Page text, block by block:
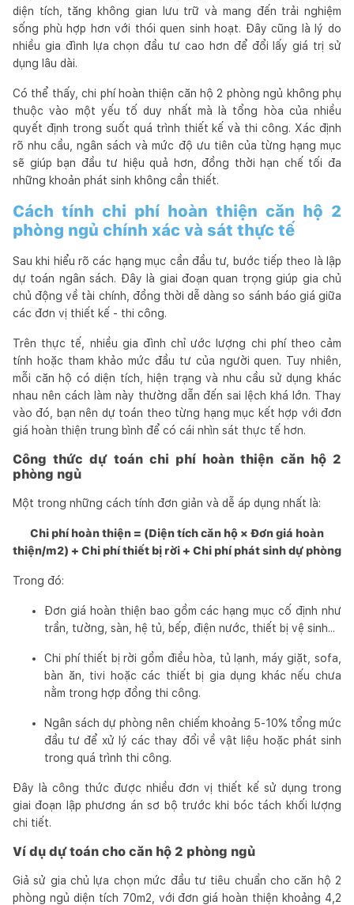
diện tích, tăng không gian lưu trữ và mang đến trải nghiệm
sống phù hợp hơn với thói quen sinh hoạt. Đây cũng là lý do
nhiều gia đình lựa chọn đầu tư cao hơn để đổi lấy giá trị sử
dụng lâu dài.
Có thể thấy, chi phí hoàn thiện căn hộ 2 phòng ngủ không phụ
thuộc vào một yếu tố duy nhất mà là tổng hòa của nhiều
quyết định trong suốt quá trình thiết kế và thi công. Xác định
rõ nhu cầu, ngân sách và mức độ ưu tiên của từng hạng mục
sẽ giúp bạn đầu tư hiệu quả hơn, đồng thời hạn chế tối đa
những khoản phát sinh không cần thiết.
Cách tính chi phí hoàn thiện căn hộ 2
phòng ngủ chính xác và sát thực tế
Sau khi hiểu rõ các hạng mục cần đầu tư, bước tiếp theo là lập
dự toán ngân sách. Đây là giai đoạn quan trọng giúp gia chủ
chủ động về tài chính, đồng thời dễ dàng so sánh báo giá giữa
các đơn vị thiết kế - thi công.
Trên thực tế, nhiều gia đình chỉ ước lượng chi phí theo cảm
tính hoặc tham khảo mức đầu tư của người quen. Tuy nhiên,
mỗi căn hộ có diện tích, hiện trạng và nhu cầu sử dụng khác
nhau nên cách làm này thường dẫn đến sai lệch khá lớn. Thay
vào đó, bạn nên dự toán theo từng hạng mục kết hợp với đơn
giá hoàn thiện trung bình để có cái nhìn sát thực tế hơn.
Công thức dự toán chi phí hoàn thiện căn hộ 2
phòng ngủ
Một trong những cách tính đơn giản và dễ áp dụng nhất là:
Chi phí hoàn thiện = (Diện tích căn hộ × Đơn giá hoàn
thiện/m2) + Chi phí thiết bị rời + Chi phí phát sinh dự phòng
Trong đó:
Đơn giá hoàn thiện bao gồm các hạng mục cố định như
trần, tường, sàn, hệ tủ, bếp, điện nước, thiết bị vệ sinh...
Chi phí thiết bị rời gồm điều hòa, tủ lạnh, máy giặt, sofa,
bàn ăn, tivi hoặc các thiết bị gia dụng khác nếu chưa
nằm trong hợp đồng thi công.
Ngân sách dự phòng nên chiếm khoảng 5-10% tổng mức
đầu tư để xử lý các thay đổi về vật liệu hoặc phát sinh
trong quá trình thi công.
Đây là công thức được nhiều đơn vị thiết kế sử dụng trong
giai đoạn lập phương án sơ bộ trước khi bóc tách khối lượng
chi tiết.
Ví dụ dự toán cho căn hộ 2 phòng ngủ
Giả sử gia chủ lựa chọn mức đầu tư tiêu chuẩn cho căn hộ 2
phòng ngủ diện tích 70m2, với đơn giá hoàn thiện khoảng 4,2